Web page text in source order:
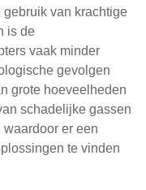
van krachtige
is de
vaak minder
gevolgen
grote hoeveelheden
schadelijke gassen
er een
te vinden